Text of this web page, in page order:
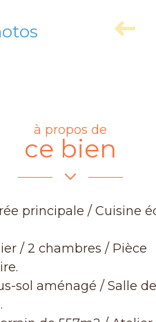
à propos de
ce bien
principale / Cuisine
/ 2 chambres / Pièce
sol aménagé / Salle